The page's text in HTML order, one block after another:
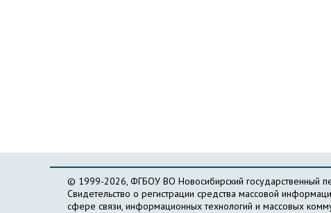
© 1999-2026, ФГБОУ ВО Новосибирский государственный
Свидетельство о регистрации средства массовой
сфере связи, информационных технологий и массовых